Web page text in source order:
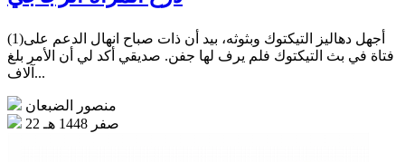
(1)أجهل دهاليز التيكتوك وبثوثه، بيد أن ذات صباح انهال الدعم على
فتاة في بث التيكتوك فلم يرف لها جفن. صديقي أكد لي أن الأمر بلغ
آلاف...
منصور الضبعان
22 صفر 1448 هـ